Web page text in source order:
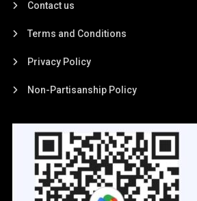
Contact us
Terms and Conditions
Privacy Policy
Non-Partisanship Policy